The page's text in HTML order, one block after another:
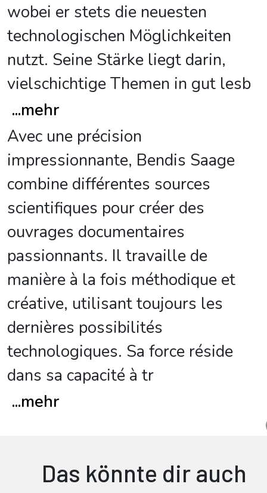
wobei er stets die neuesten
technologischen Möglichkeiten
nutzt. Seine Stärke liegt darin,
vielschichtige Themen in gut lesb
...mehr
Avec une précision
impressionnante, Bendis Saage
combine différentes sources
scientifiques pour créer des
ouvrages documentaires
passionnants. Il travaille de
manière à la fois méthodique et
créative, utilisant toujours les
dernières possibilités
technologiques. Sa force réside
dans sa capacité à tr
...mehr
Das könnte dir auch